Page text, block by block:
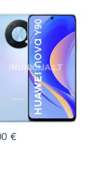
options may be chosen
€
product has multiple